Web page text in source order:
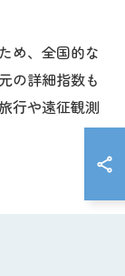
め、全国的な
の詳細指数も
行や遠征観測
落としがちな
実際には局地